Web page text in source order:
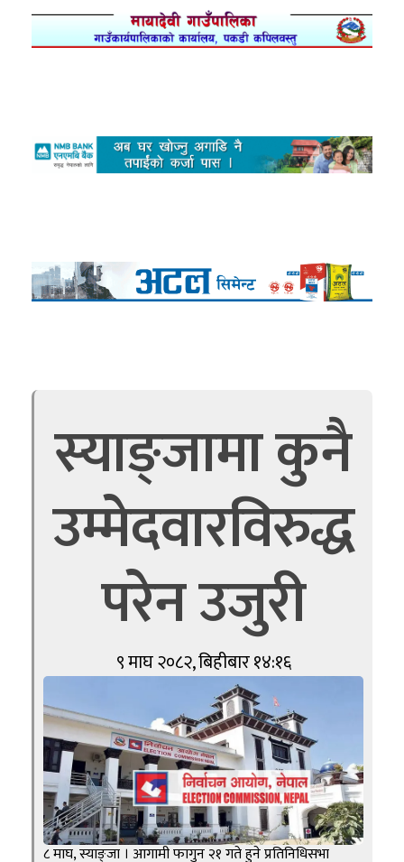
स्याङ्जामा कुनै
उम्मेदवारविरुद्ध
परेन उजुरी
९ माघ २०८२, बिहीबार १४:१६
८ माघ, स्याङ्जा । आगामी फागुन २१ गते हुने प्रतिनिधिसभा